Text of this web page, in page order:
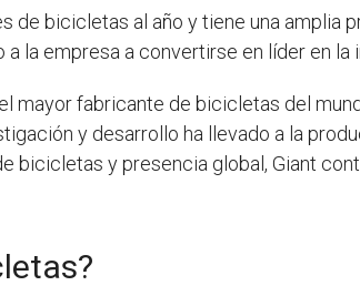
de bicicletas al año y tiene una amplia
la empresa a convertirse en líder en la
mayor fabricante de bicicletas del
y desarrollo ha llevado a la
bicicletas y presencia global, Giant